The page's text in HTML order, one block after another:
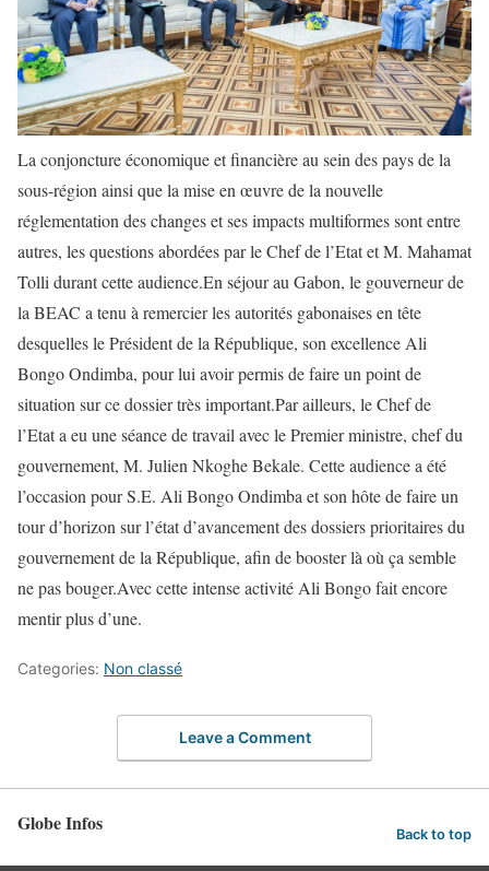
La conjoncture économique et financière au sein des pays de la
sous-région ainsi que la mise en œuvre de la nouvelle
réglementation des changes et ses impacts multiformes sont entre
autres, les questions abordées par le Chef de l’Etat et M. Mahamat
Tolli durant cette audience.En séjour au Gabon, le gouverneur de
la BEAC a tenu à remercier les autorités gabonaises en tête
desquelles le Président de la République, son excellence Ali
Bongo Ondimba, pour lui avoir permis de faire un point de
situation sur ce dossier très important.Par ailleurs, le Chef de
l’Etat a eu une séance de travail avec le Premier ministre, chef du
gouvernement, M. Julien Nkoghe Bekale. Cette audience a été
l’occasion pour S.E. Ali Bongo Ondimba et son hôte de faire un
tour d’horizon sur l’état d’avancement des dossiers prioritaires du
gouvernement de la République, afin de booster là où ça semble
ne pas bouger.Avec cette intense activité Ali Bongo fait encore
mentir plus d’une.
Categories: Non classé
Leave a Comment
Globe Infos Back to top